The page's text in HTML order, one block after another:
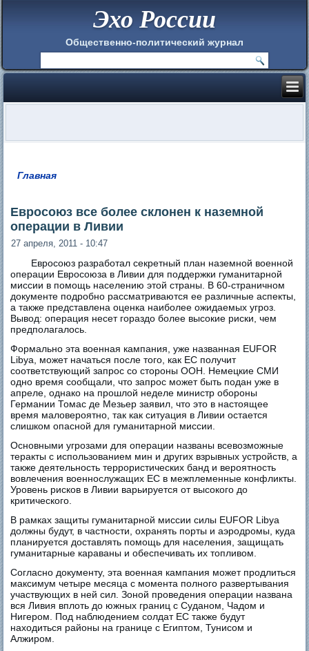
Эхо России
Общественно-политический журнал
Главная
Евросоюз все более склонен к наземной
операции в Ливии
27 апреля, 2011 - 10:47
Евросоюз разработал секретный план наземной военной
операции Евросоюза в Ливии для поддержки гуманитарной
миссии в помощь населению этой страны. В 60-страничном
документе подробно рассматриваются ее различные аспекты,
а также представлена оценка наиболее ожидаемых угроз.
Вывод: операция несет гораздо более высокие риски, чем
предполагалось.
Формально эта военная кампания, уже названная EUFOR
Libya, может начаться после того, как ЕС получит
соответствующий запрос со стороны ООН. Немецкие СМИ
одно время сообщали, что запрос может быть подан уже в
апреле, однако на прошлой неделе министр обороны
Германии Томас де Мезьер заявил, что это в настоящее
время маловероятно, так как ситуация в Ливии остается
слишком опасной для гуманитарной миссии.
Основными угрозами для операции названы всевозможные
теракты с использованием мин и других взрывных устройств, а
также деятельность террористических банд и вероятность
вовлечения военнослужащих ЕС в межплеменные конфликты.
Уровень рисков в Ливии варьируется от высокого до
критического.
В рамках защиты гуманитарной миссии силы EUFOR Libya
должны будут, в частности, охранять порты и аэродромы, куда
планируется доставлять помощь для населения, защищать
гуманитарные караваны и обеспечивать их топливом.
Согласно документу, эта военная кампания может продлиться
максимум четыре месяца с момента полного развертывания
участвующих в ней сил. Зоной проведения операции названа
вся Ливия вплоть до южных границ с Суданом, Чадом и
Нигером. Под наблюдением солдат ЕС также будут
находиться районы на границе с Египтом, Тунисом и
Алжиром.